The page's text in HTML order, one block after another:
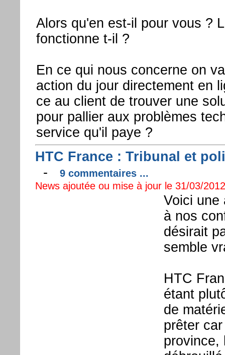
Alors qu'en est-il pour vous ?
fonctionne t-il ?
En ce qui nous concerne on
action du jour directement en
ce au client de trouver une
pour pallier aux problèmes
service qu'il paye ?
HTC France : Tribunal et
-
9 commentaires ...
News ajoutée ou mise à jour le 31/03/
Voici une
à nos
désirait
semble
HTC
étant
de
prêter
province,